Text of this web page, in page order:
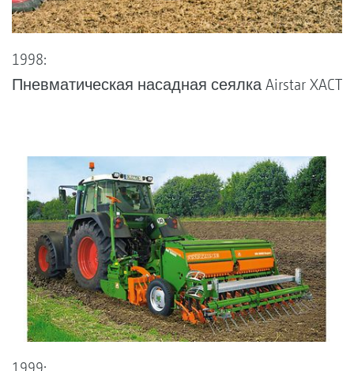
1998:
Пневматическая насадная сеялка Airstar XACT